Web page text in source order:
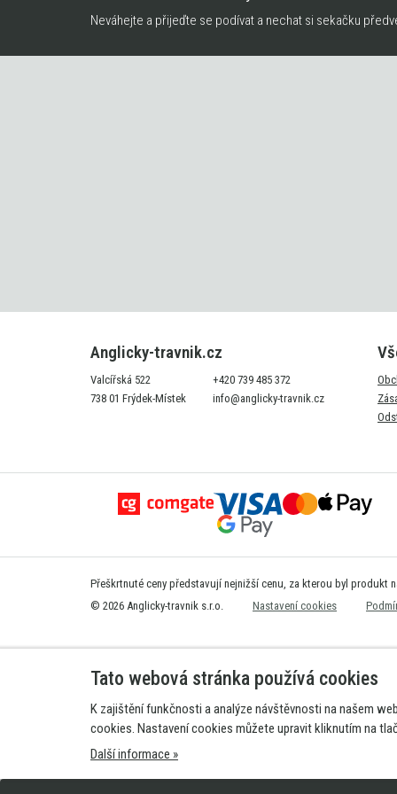
Neváhejte a přijeďte se podívat a nechat si sekačku
Anglicky-travnik.cz
Valcířská 522
738 01 Frýdek-Místek
+420 739 485 372
info@anglicky-travnik.cz
Přeškrtnuté ceny představují nejnižší cenu, za kterou byl produkt
© 2026 Anglicky-travnik s.r.o.
Nastavení cookies
Tato webová stránka používá cookies
K zajištění funkčnosti a analýze návštěvnosti na našem
cookies. Nastavení cookies můžete upravit kliknutím na
Další informace »